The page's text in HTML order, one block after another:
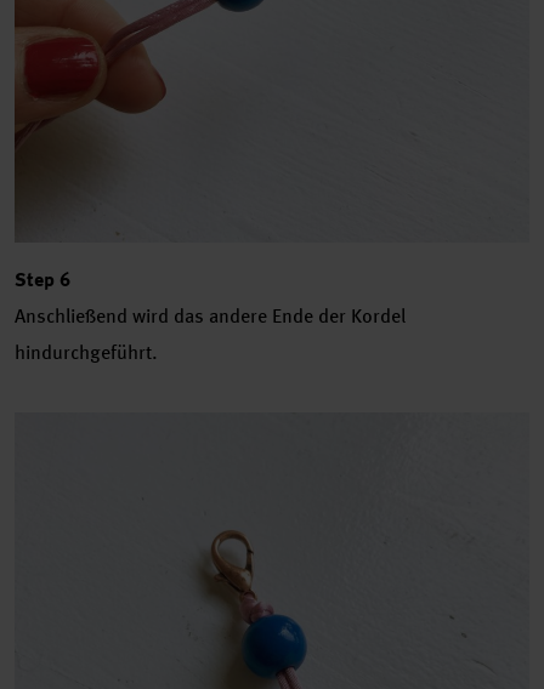
Step 6
Anschließend wird das andere Ende der Kordel
hindurchgeführt.